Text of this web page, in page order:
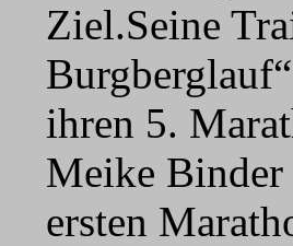
Ziel.Seine
ihren 5.
Meike Binder
ersten